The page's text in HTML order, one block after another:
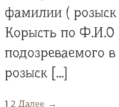
фамилии ( розыск
Корысть по Ф.И.О
подозреваемого
розыск […]
1 2 Далее →